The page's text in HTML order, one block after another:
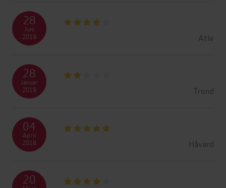
Atle
28
Juni
2019
Trond
28
Januar
2019
Håvard
04
April
2018
20